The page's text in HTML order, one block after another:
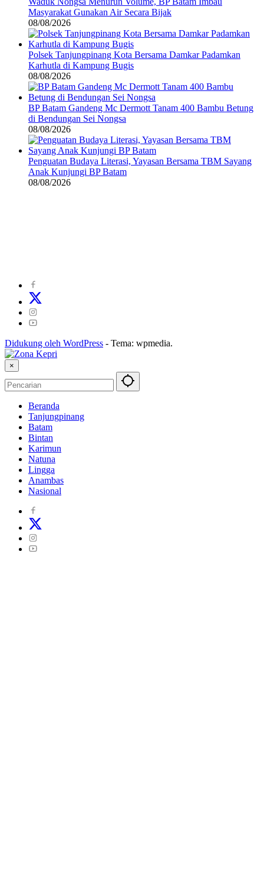
Masyarakat Gunakan Air Secara Bijak
08/08/2026
Polsek Tanjungpinang Kota Bersama Damkar Padamkan
Karhutla di Kampung Bugis
08/08/2026
BP Batam Gandeng Mc Dermott Tanam 400 Bambu Betung
di Bendungan Sei Nongsa
08/08/2026
Penguatan Budaya Literasi, Yayasan Bersama TBM Sayang
Anak Kunjungi BP Batam
08/08/2026
Didukung oleh WordPress - Tema: wpmedia.
×
Beranda
Tanjungpinang
Batam
Bintan
Karimun
Natuna
Lingga
Anambas
Nasional